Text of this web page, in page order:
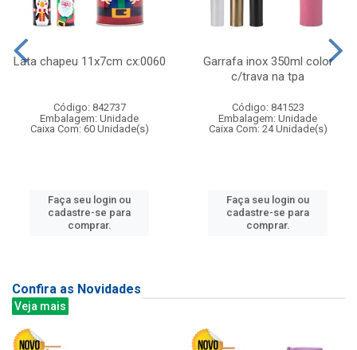
Lata chapeu 11x7cm cx:0060
Código: 842737
Embalagem: Unidade
Caixa Com: 60 Unidade(s)
Faça seu login ou
cadastre-se para
comprar.
Garrafa inox 350ml color
c/trava na tpa
Código: 841523
Embalagem: Unidade
Caixa Com: 24 Unidade(s)
Faça seu login ou
cadastre-se para
comprar.
Confira as Novidades
Veja mais